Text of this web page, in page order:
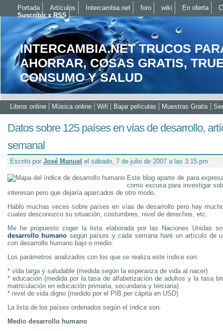
INTERCAMBIA.NET TRUCOS
AHORRAR, COSAS GRATIS,
CONSUMO Y SALUD
Libros online Música online Wifi Bajar películas Muestras Gratis
Datos sobre 125 países en vías de desarrollo,
semanal
Escrito por José Manuel el sábado, 7 de julio de 2007 a las 3:15 pm
Este blog aparte de para
como excusa para investigar
interesan pero que dejaría aparcados de otro modo.
Hablo muchas veces sobre países en vías de desarrollo pero hay
cuales desconozco su situación, costumbres, nivel de derechos, etc.
Me he propuesto coger la lista elaborada por las Naciones Unidas
desarrollo humano según países y cada semana haré un artículo de
con desarrollo humano bajo o medio.
Los parámetros analizados con los que se realiza este índice son:
* vida larga y saludable (medida según la esperanza de vida al nacer)
* educación (medida por la tasa de alfabetización de adultos y la tasa
matriculación en educación primaria, secundaria y terciaria)
* nivel de vida digno (medido por el PIB per cápita en USD)
La lista de los países ordenados según el índice son:
Medio desarrollo humano
Portada Artículos Intercambia.net foro wiki En oferta
Suscribir x RSS